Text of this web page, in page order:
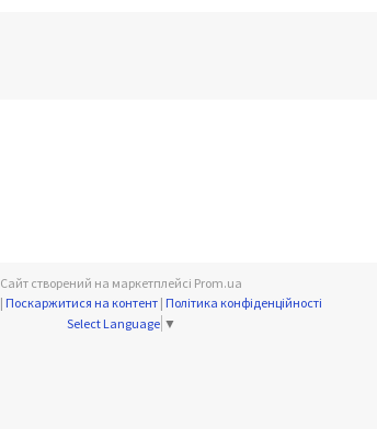
Сайт створений на маркетплейсі Prom.ua
Електромотор | Поскаржитися на контент | Політика конфіденційності
Select Language ▼